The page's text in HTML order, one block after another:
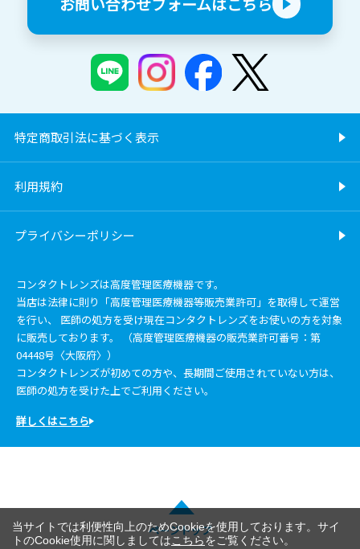
特定商取引法に基づく表示
利用規約
プライバシーポリシー
コンタクトレンズは高度管理医療機器です。
当店は法律に則り「高度管理医療機器等販売業許可」を取得して運営
を行い、 医師の処方を受け現在コンタクトレンズをお使いの方を対象
に販売しております。 （高度管理医療機器の販売業許可番号：第
04448号〈大阪府〉）
コンタクトレンズが初めての方や、長期間ご使用されていない方は、
医師の処方を受けた上でご利用ください。
詳しくはこちら
ページトップ
当サイトでは利便性向上のためCookieを使用しております。サイ
トのCookie使用に関しましてはこちらをご覧ください。